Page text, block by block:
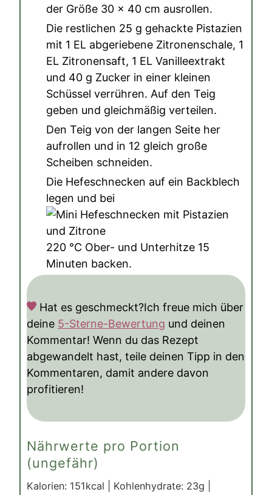
der Größe 30 x 40 cm ausrollen.
Die restlichen 25 g gehackte Pistazien
mit 1 EL abgeriebene Zitronenschale, 1
EL Zitronensaft, 1 EL Vanilleextrakt
und 40 g Zucker in einer kleinen
Schüssel verrühren. Auf den Teig
geben und gleichmäßig verteilen.
Den Teig von der langen Seite her
aufrollen und in 12 gleich große
Scheiben schneiden.
Die Hefeschnecken auf ein Backblech
legen und bei
220 °C Ober- und Unterhitze 15
Minuten backen.
Hat es geschmeckt?Ich freue mich über
deine 5-Sterne-Bewertung und deinen
Kommentar! Wenn du das Rezept
abgewandelt hast, teile deinen Tipp in den
Kommentaren, damit andere davon
profitieren!
Nährwerte pro Portion
(ungefähr)
Kalorien: 151kcal Kohlenhydrate: 23g